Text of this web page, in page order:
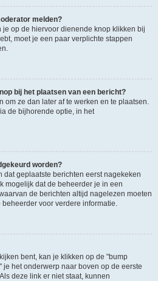
melden?
op de hiervoor dienende knop klikken bij
moet je een paar verplichte stappen
bij het plaatsen van een bericht?
om ze dan later af te werken en te plaatsen.
de bijhorende optie, in het
worden?
dat geplaatste berichten eerst nagekeken
mogelijk dat de beheerder je in een
de berichten altijd nagelezen moeten
voor verdere informatie.
bent, kan je klikken op de "bump
het onderwerp naar boven op de eerste
deze link er niet staat, kunnen